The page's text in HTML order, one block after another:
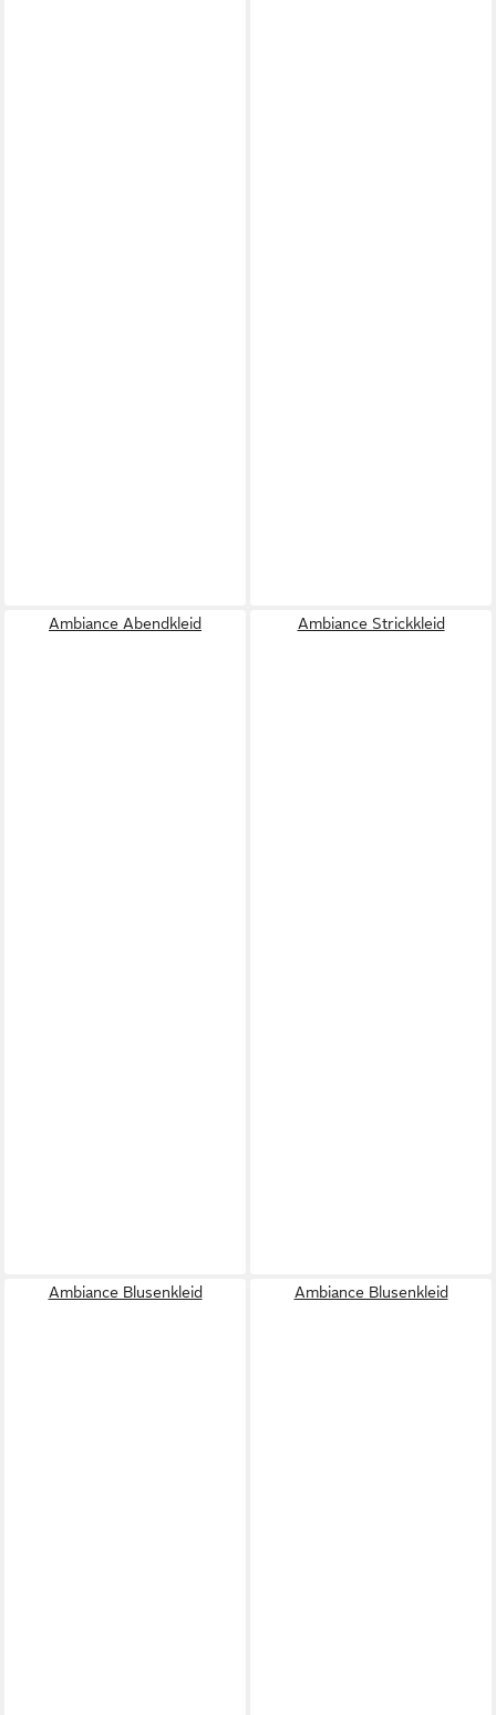
Ambiance Abendkleid Ambiance Strickkleid
Ambiance Blusenkleid Ambiance Blusenkleid